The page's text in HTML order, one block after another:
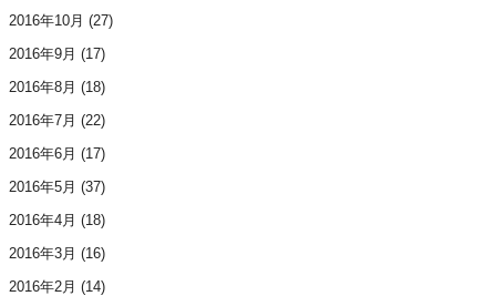
2016年10月 (27)
2016年9月 (17)
2016年8月 (18)
2016年7月 (22)
2016年6月 (17)
2016年5月 (37)
2016年4月 (18)
2016年3月 (16)
2016年2月 (14)